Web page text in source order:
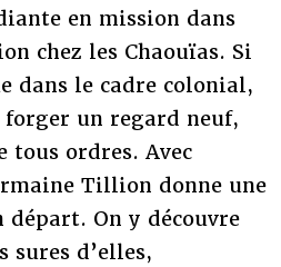
en mission dans
chez les Chaouïas. Si
dans le cadre colonial,
un regard neuf,
tous ordres. Avec
Tillion donne une
On y découvre
sures d’elles,